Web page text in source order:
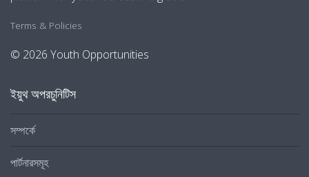
Terms & Policies
© 2026 Youth Opportunities
ইয়ুথ অপরচুনিটিস
সম্পর্কে
পার্টনারসমূহ